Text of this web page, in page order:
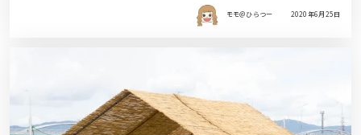
モモ＠ひらつー 2020年6月25日